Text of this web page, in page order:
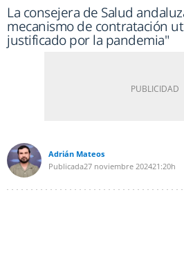
La consejera de Salud
mecanismo de contratación
justificado por la pandemia"
Adrián Mateos
Publicada27 noviembre 202421:20h